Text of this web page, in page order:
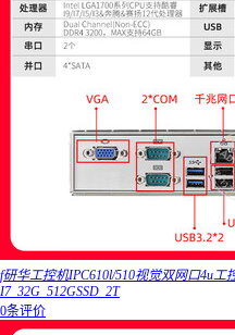
f研华工控机IPC610l/510视觉双网口4u工
I7_32G_512GSSD_2T
0条评价